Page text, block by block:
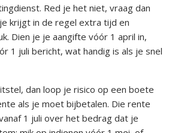
Red je het niet, vraag dan
krijgt in de regel extra tijd en
Dien je je aangifte vóór 1 april in,
1 juli bericht, wat handig is als je snel
dan loop je risico op een boete
als je moet bijbetalen. Die rente
1 juli over het bedrag dat je